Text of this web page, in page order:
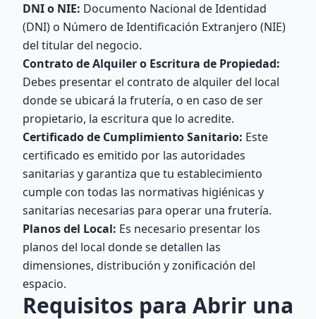
DNI o NIE: Documento Nacional de Identidad
(DNI) o Número de Identificación Extranjero (NIE)
del titular del negocio.
Contrato de Alquiler o Escritura de Propiedad:
Debes presentar el contrato de alquiler del local
donde se ubicará la frutería, o en caso de ser
propietario, la escritura que lo acredite.
Certificado de Cumplimiento Sanitario: Este
certificado es emitido por las autoridades
sanitarias y garantiza que tu establecimiento
cumple con todas las normativas higiénicas y
sanitarias necesarias para operar una frutería.
Planos del Local: Es necesario presentar los
planos del local donde se detallen las
dimensiones, distribución y zonificación del
espacio.
Requisitos para Abrir una